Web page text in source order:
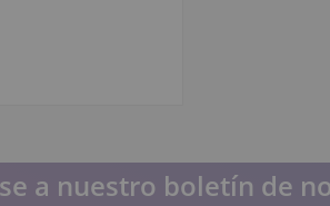
a nuestro boletín de